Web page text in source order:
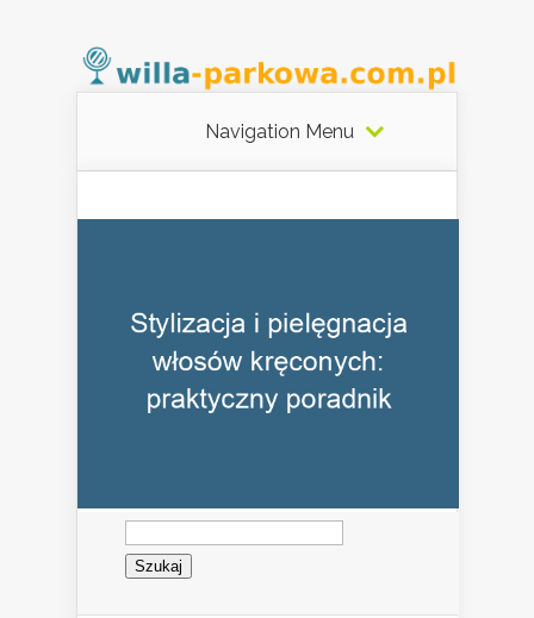
Navigation Menu
Szukaj: